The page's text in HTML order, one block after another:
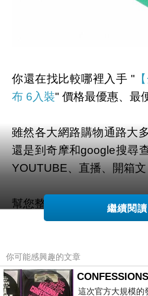
你還在找比較哪裡入手 "
布 6入裝" 價格最優惠、最
雖然各大網路購物通路大
還是到奇摩和google搜尋
YOUTUBE、直播、開箱文
幫您整理出來在 momo購
的優惠折扣喔！
繼續閱讀
你可能感興趣的文章
這次官方大規模的